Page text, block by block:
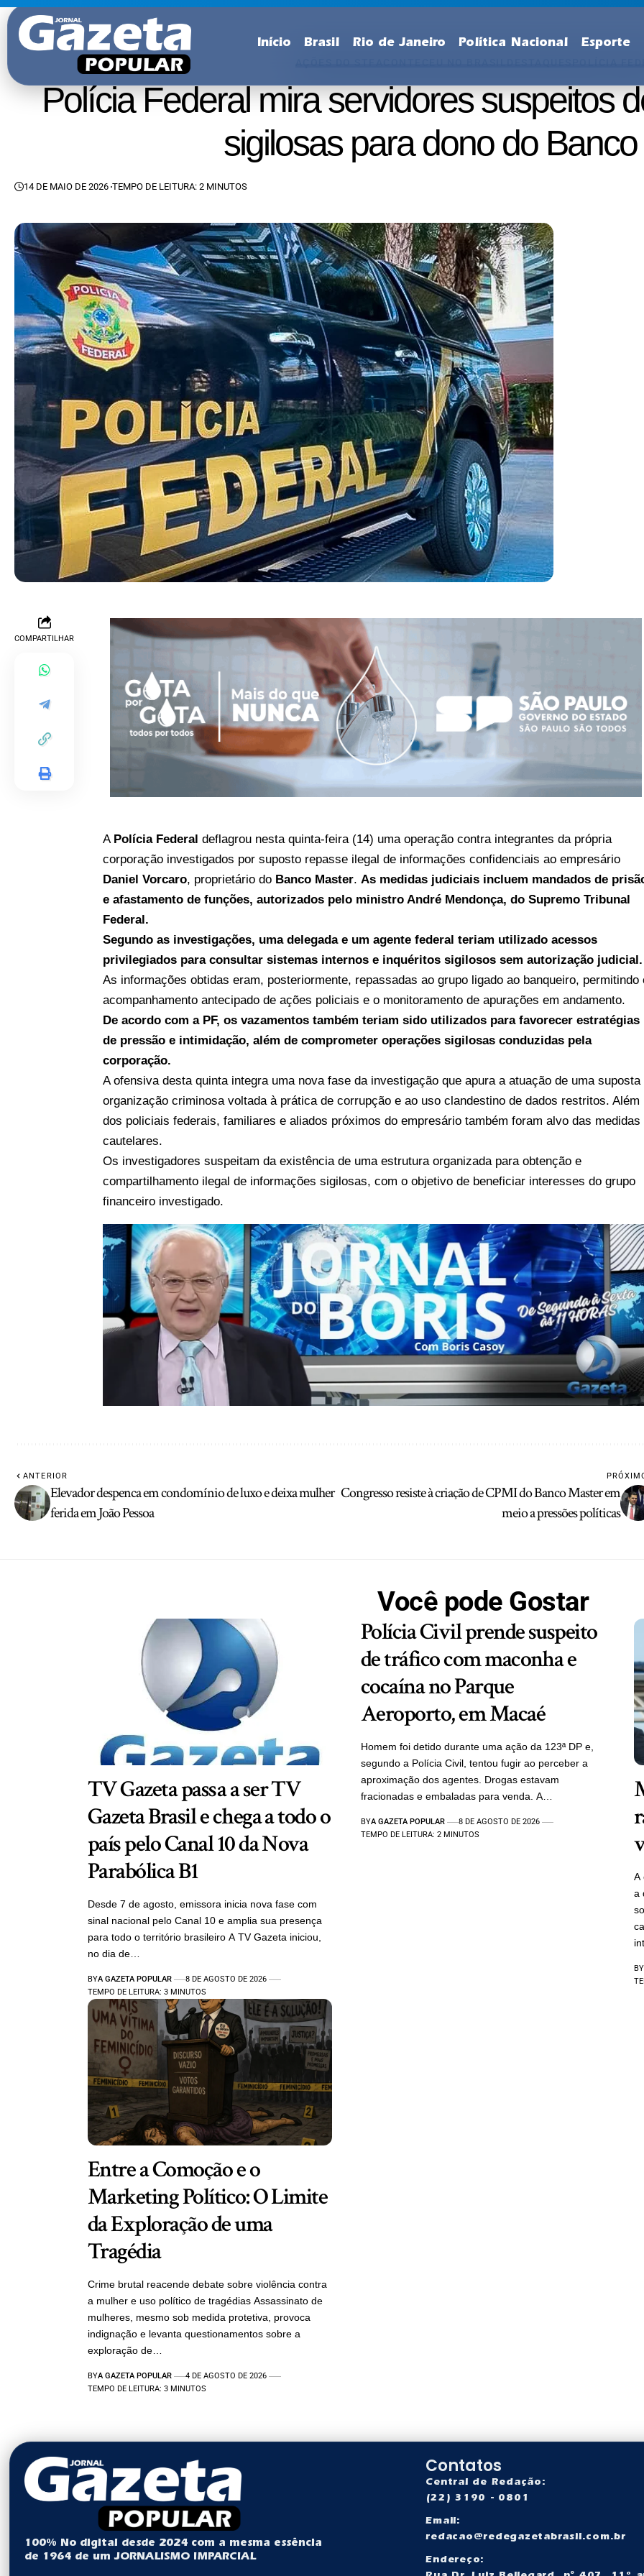
Início Brasil Rio de Janeiro Política Nacional Esporte
Polícia Federal mira servidores suspeitos
sigilosas para dono do
14 DE MAIO DE 2026 TEMPO DE LEITURA: 2 MINUTOS
COMPARTILHAR
A Polícia Federal deflagrou nesta quinta-feira (14) uma operação contra integrantes da própria
corporação investigados por suposto repasse ilegal de informações confidenciais ao empresário
Daniel Vorcaro, proprietário do Banco Master.As medidas judiciais incluem mandados de
e afastamento de funções, autorizados pelo ministroAndré Mendonça, doSupremo Tribunal
Federal.
Segundo as investigações, uma delegada e um agente federal teriam utilizado acessos
privilegiados para consultar sistemas internos e inquéritos sigilosos sem autorização judicial.
As informações obtidas eram, posteriormente, repassadas ao grupo ligado ao banqueiro, permitindo
acompanhamento antecipado de ações policiais e o monitoramento de apurações em andamento.
De acordo com a PF, os vazamentos também teriam sido utilizados para favorecer estratégias
de pressão e intimidação, além de comprometer operações sigilosas conduzidas pela
corporação.
A ofensiva desta quinta integra uma nova fase da investigação que apura a atuação de uma suposta
organização criminosa voltada à prática de corrupção e ao uso clandestino de dados restritos. Além
dos policiais federais, familiares e aliados próximos do empresário também foram alvo das medidas
cautelares.
Os investigadores suspeitam da existência de uma estrutura organizada para obtenção e
compartilhamento ilegal de informações sigilosas, com o objetivo de beneficiar interesses do grupo
financeiro investigado.
ANTERIOR
Elevador despenca em condomínio de luxo e deixa mulher
ferida em João Pessoa
Congresso resiste à criação de CPMI do Banco Master em
meio a pressões políticas
Você pode Gostar
TV Gazeta passa a ser TV
Gazeta Brasil e chega a todo o
país pelo Canal 10 da Nova
Parabólica B1
Desde 7 de agosto, emissora inicia nova fase com
sinal nacional pelo Canal 10 e amplia sua presença
para todo o território brasileiro A TV Gazeta iniciou,
no dia de…
BYA GAZETA POPULAR
8 DE AGOSTO DE 2026
TEMPO DE LEITURA: 3 MINUTOS
Polícia Civil prende suspeito
de tráfico com maconha e
cocaína no Parque
Aeroporto, em Macaé
Homem foi detido durante uma ação da 123ª DP e,
segundo a Polícia Civil, tentou fugir ao perceber a
aproximação dos agentes. Drogas estavam
fracionadas e embaladas para venda. A…
BYA GAZETA POPULAR
8 DE AGOSTO DE 2026
TEMPO DE LEITURA: 2 MINUTOS
A
a
BY
Entre a Comoção e o
Marketing Político: O Limite
da Exploração de uma
Tragédia
Crime brutal reacende debate sobre violência contra
a mulher e uso político de tragédias Assassinato de
mulheres, mesmo sob medida protetiva, provoca
indignação e levanta questionamentos sobre a
exploração de…
BYA GAZETA POPULAR
4 DE AGOSTO DE 2026
TEMPO DE LEITURA: 3 MINUTOS
100% No digital desde 2024 com a mesma essência
de 1964 de um JORNALISMO IMPARCIAL
Contatos
Central de Redação:
(22) 3190 - 0801
Email:
redacao@redegazetabrasil.com.br
Endereço: